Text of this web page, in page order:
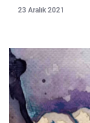
23 Aralık 2021